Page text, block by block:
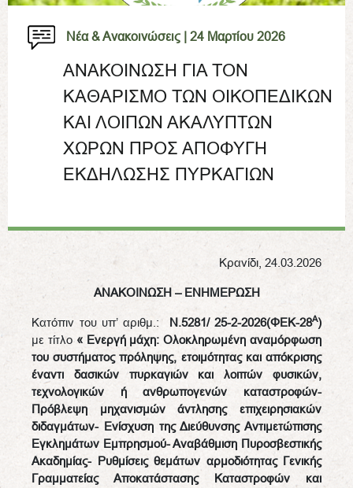
Νέα & Ανακοινώσεις | 24 Μαρτίου 2026
ΑΝΑΚΟΙΝΩΣΗ ΓΙΑ ΤΟΝ
ΚΑΘΑΡΙΣΜΟ ΤΩΝ ΟΙΚΟΠΕΔΙΚΩΝ
ΚΑΙ ΛΟΙΠΩΝ ΑΚΑΛΥΠΤΩΝ
ΧΩΡΩΝ ΠΡΟΣ ΑΠΟΦΥΓΗ
ΕΚΔΗΛΩΣΗΣ ΠΥΡΚΑΓΙΩΝ
Κρανίδι, 24.03.2026
ΑΝΑΚΟΙΝΩΣΗ – ΕΝΗΜΕΡΩΣΗ
Κατόπιν τoυ υπ’ αριθμ.: Ν.5281/ 25-2-2026(ΦΕΚ-28Α)
με τίτλο « Ενεργή μάχη: Ολοκληρωμένη αναμόρφωση
του συστήματος πρόληψης, ετοιμότητας και απόκρισης
έναντι δασικών πυρκαγιών και λοιπών φυσικών,
τεχνολογικών ή ανθρωπογενών καταστροφών-
Πρόβλεψη μηχανισμών άντλησης επιχειρησιακών
διδαγμάτων- Ενίσχυση της Διεύθυνσης Αντιμετώπισης
Εγκλημάτων Εμπρησμού- Αναβάθμιση Πυροσβεστικής
Ακαδημίας- Ρυθμίσεις θεμάτων αρμοδιότητας Γενικής
Γραμματείας Αποκατάστασης Καταστροφών και